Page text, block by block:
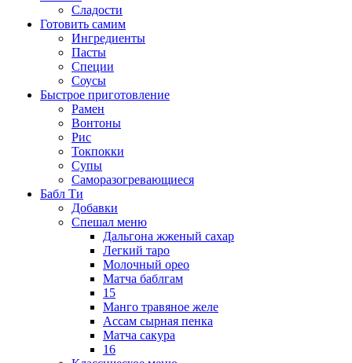
Сладости
Готовить самим
Ингредиенты
Пасты
Специи
Соусы
Быстрое приготовление
Рамен
Вонтоны
Рис
Токпокки
Супы
Саморазогревающиеся
Бабл Ти
Добавки
Спешал меню
Дальгона жженый сахар
Легкий таро
Молочный орео
Матча баблгам
15
Манго травяное желе
Ассам сырная пенка
Матча сакура
16